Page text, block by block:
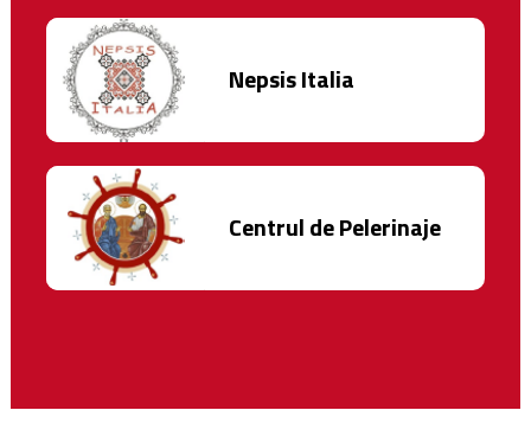
Nepsis Italia
Centrul de Pelerinaje